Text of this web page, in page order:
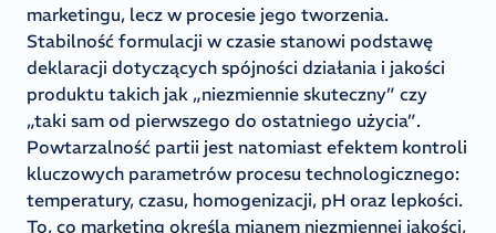
marketingu, lecz w procesie jego tworzenia.
Stabilność formulacji w czasie stanowi podstawę
deklaracji dotyczących spójności działania i jakości
produktu takich jak „niezmiennie skuteczny” czy
„taki sam od pierwszego do ostatniego użycia”.
Powtarzalność partii jest natomiast efektem kontroli
kluczowych parametrów procesu technologicznego:
temperatury, czasu, homogenizacji, pH oraz lepkości.
To, co marketing określa mianem niezmiennej jakości,